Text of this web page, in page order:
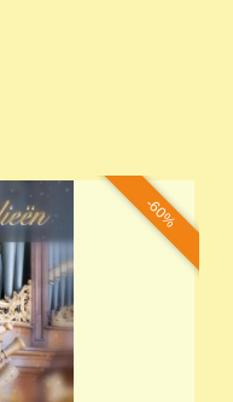
-60%